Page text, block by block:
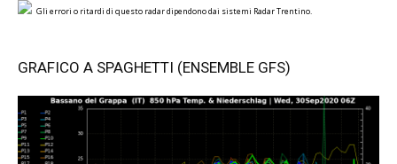
Gli errori o ritardi di questo radar dipendono dai sistemi Radar Trentino.
GRAFICO A SPAGHETTI (ENSEMBLE GFS)